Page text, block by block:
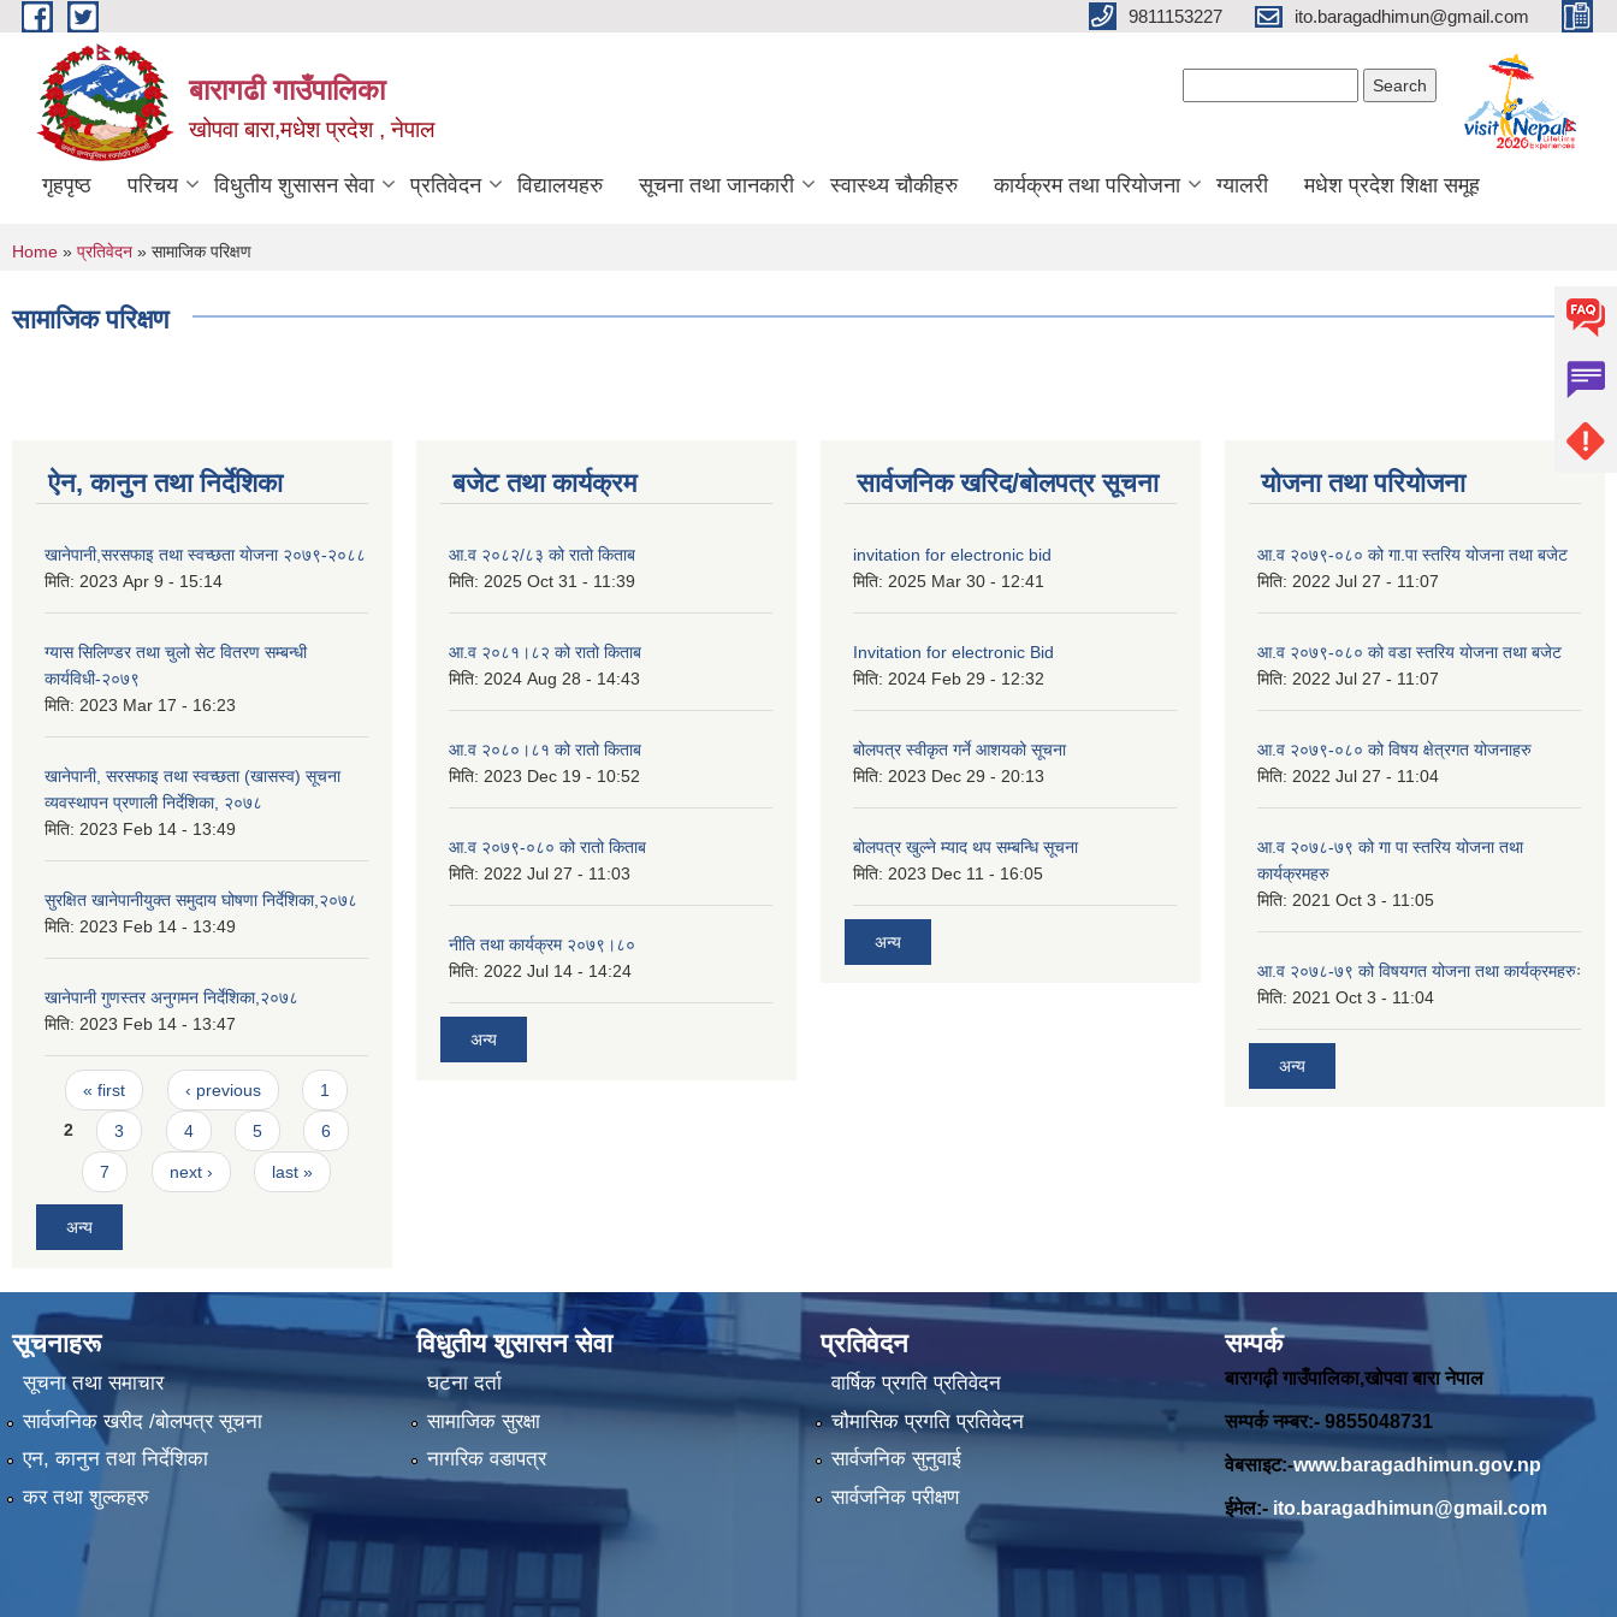
Skip to main content 9811153227 ito.baragadhimun@gmail.com
बारागढी गाउँपालिका
खोपवा बारा,मधेश प्रदेश , नेपाल
गृहपृष्ठ परिचय विधुतीय शुसासन सेवा प्रतिवेदन विद्यालयहरु सूचना तथा जानकारी स्वास्थ्य चौकीहरु कार्यक्रम तथा परियोजना ग्यालरी मधेश प्रदेश शिक्षा समूह
You are here
Home » प्रतिवेदन » सामाजिक परिक्षण
सामाजिक परिक्षण
ऐन, कानुन तथा निर्देशिका
खानेपानी,सरसफाइ तथा स्वच्छता याेजना २०७९-२०८८
मिति: 2023 Apr 9 - 15:14
ग्यास सिलिण्डर तथा चुलो सेट वितरण सम्बन्धी
कार्यविधी-२०७९
मिति: 2023 Mar 17 - 16:23
खानेपानी, सरसफाइ तथा स्वच्छता (खासस्व) सूचना
व्यवस्थापन प्रणाली निर्देशिका, २०७८
मिति: 2023 Feb 14 - 13:49
सुरक्षित खानेपानीयुक्त समुदाय घोषणा निर्देशिका,२०७८
मिति: 2023 Feb 14 - 13:49
खानेपानी गुणस्तर अनुगमन निर्देशिका,२०७८
मिति: 2023 Feb 14 - 13:47
Pages
« first ‹ previous 1
2 3 4 5 6
7 next › last »
अन्य
बजेट तथा कार्यक्रम
आ.व २०८२/८३ को रातो किताब
मिति: 2025 Oct 31 - 11:39
आ.व २०८१।८२ को रातो किताब
मिति: 2024 Aug 28 - 14:43
आ.व २०८०।८१ को रातो किताब
मिति: 2023 Dec 19 - 10:52
आ.व २०७९-०८० को रातो किताब
मिति: 2022 Jul 27 - 11:03
नीति तथा कार्यक्रम २०७९।८०
मिति: 2022 Jul 14 - 14:24
अन्य
सार्वजनिक खरिद/बोलपत्र सूचना
invitation for electronic bid
मिति: 2025 Mar 30 - 12:41
Invitation for electronic Bid
मिति: 2024 Feb 29 - 12:32
बोलपत्र स्वीकृत गर्ने आशयको सूचना
मिति: 2023 Dec 29 - 20:13
बोलपत्र खुल्ने म्याद थप सम्बन्धि सूचना
मिति: 2023 Dec 11 - 16:05
अन्य
योजना तथा परियोजना
आ.व २०७९-०८० को गा.पा स्तरिय योजना तथा बजेट
मिति: 2022 Jul 27 - 11:07
आ.व २०७९-०८० को वडा स्तरिय योजना तथा बजेट
मिति: 2022 Jul 27 - 11:07
आ.व २०७९-०८० को विषय क्षेत्रगत योजनाहरु
मिति: 2022 Jul 27 - 11:04
आ.व २०७८-७९ को गा पा स्तरिय योजना तथा
कार्यक्रमहरु
मिति: 2021 Oct 3 - 11:05
आ.व २०७८-७९ को विषयगत योजना तथा कार्यक्रमहरुः
मिति: 2021 Oct 3 - 11:04
अन्य
सूचनाहरू
सूचना तथा समाचार
सार्वजनिक खरीद /बोलपत्र सूचना
एन, कानुन तथा निर्देशिका
कर तथा शुल्कहरु
विधुतीय शुसासन सेवा
घटना दर्ता
सामाजिक सुरक्षा
नागरिक वडापत्र
प्रतिवेदन
वार्षिक प्रगति प्रतिवेदन
चौमासिक प्रगति प्रतिवेदन
सार्वजनिक सुनुवाई
सार्वजनिक परीक्षण
सम्पर्क
बारागढ़ी गाउँपालिका,खोपवा बारा नेपाल
सम्पर्क नम्बर:- 9855048731
वेबसाइट:-www.baragadhimun.gov.np
ईमेल:- ito.baragadhimun@gmail.com